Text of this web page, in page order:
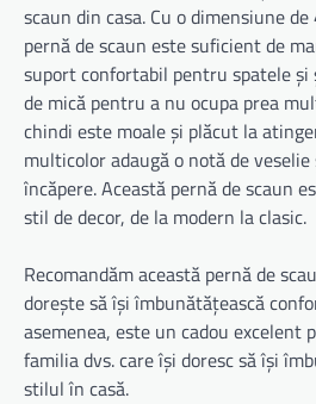
scaun din casa. Cu o dimensiune
pernă de scaun este suficient de
suport confortabil pentru spatele
de mică pentru a nu ocupa prea
chindi este moale și plăcut la
multicolor adaugă o notă de
încăpere. Această pernă de scaun
stil de decor, de la modern la clasic.
Recomandăm această pernă de
dorește să își îmbunătățească
asemenea, este un cadou excelent
familia dvs. care își doresc să își
stilul în casă.